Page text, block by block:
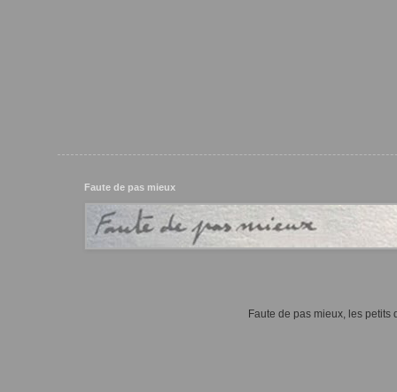
Faute de pas mieux
Faute de pas mieux, les